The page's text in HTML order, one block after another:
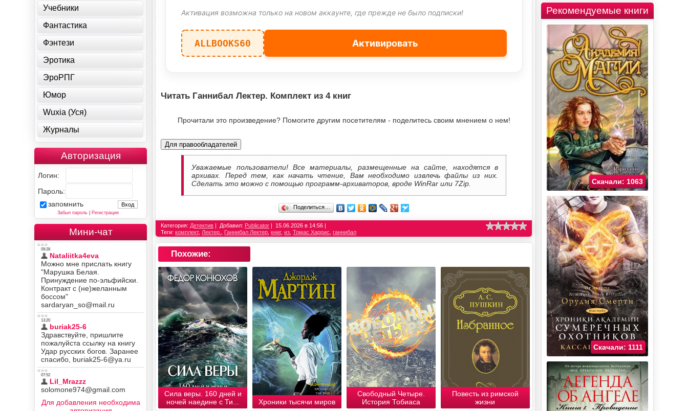
Активация возможна только на новом аккаунте, где прежде не было подписки!
ALLBOOKS60 Активировать
Читать Ганнибал Лектер. Комплект из 4 книг
Прочитали это произведение? Помогите другим посетителям - поделитесь своим мнением о нем!
Для правообладателей
Уважаемые пользователи! Все материалы, размещенные на сайте, находятся в
архивах. Перед тем, как начать чтение, Вам необходимо извлечь файлы из них.
Сделать это можно с помощью программ-архиваторов, вроде WinRar или 7Zip.
Поделиться…
Категория: Детектив Добавил: Publicator
15.06.2026 в 14:56
Теги:комплект, Лектер. Ганнибал Лектер ,книг,из ,Томас Харрис ,ганнибал
Похожие:
Сила веры. 160 дней и
ночей наедине с Ти...
Хроники тысячи миров
Свободный Четыре.
История Тобиаса
Повесть из римской
жизни
Учебники
Фантастика
Фэнтези
Эротика
ЭроРПГ
Юмор
Wuxia (Уся)
Журналы
Авторизация
Логин:
Пароль:
запомнить
Забыл пароль| Регистрация
Мини-чат
Для добавления необходима
Рекомендуемые книги
Скачали: 1063
Скачали: 1111